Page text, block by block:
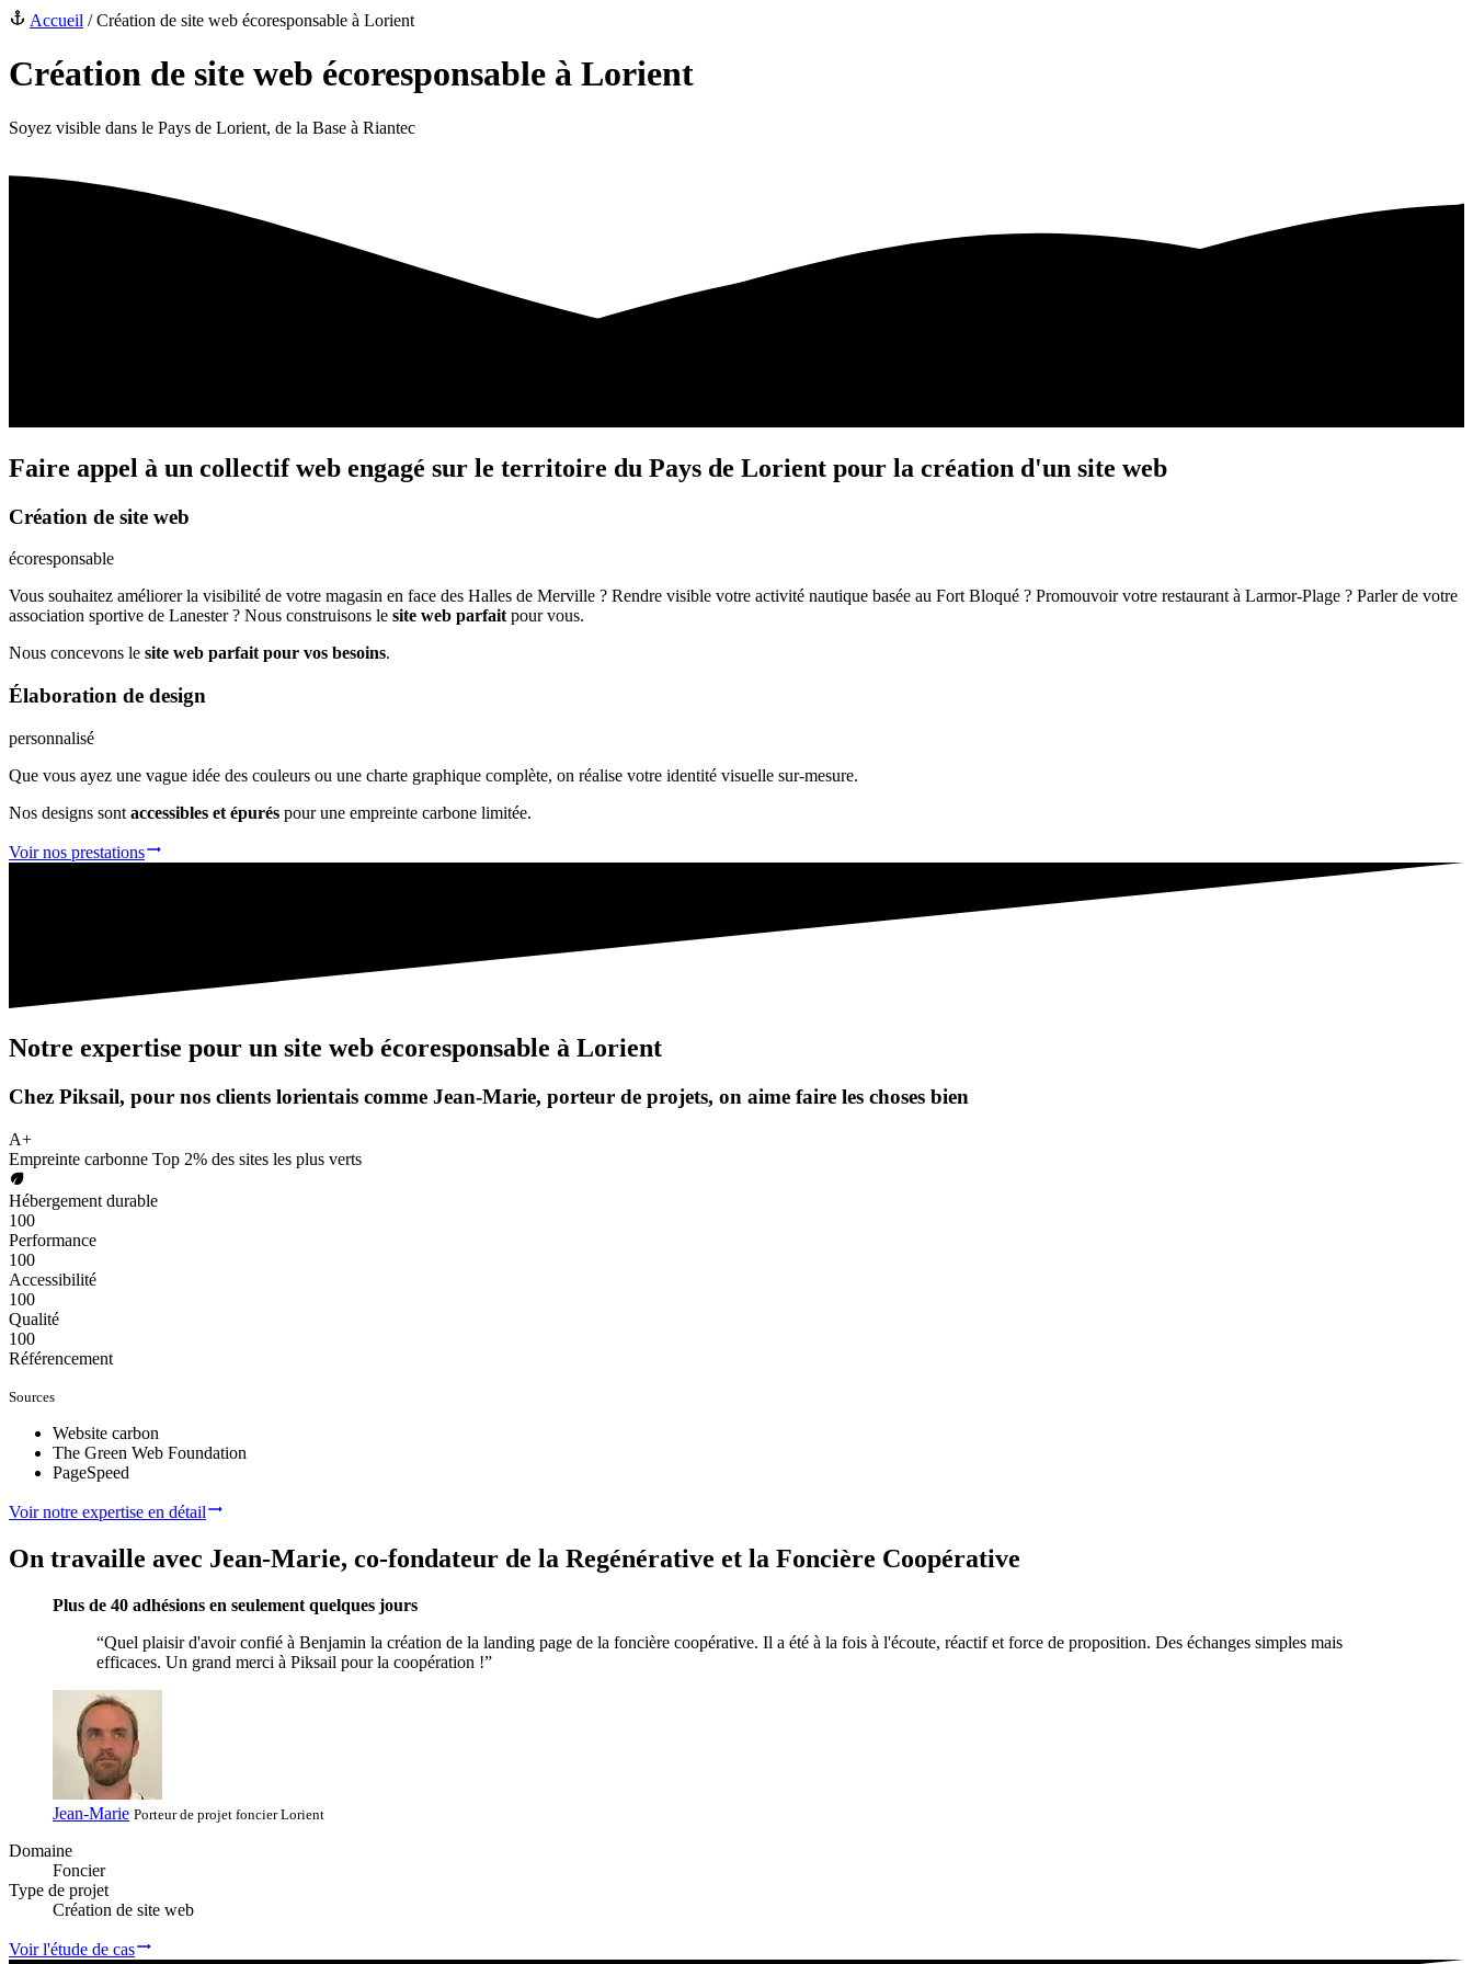
Accueil /Création de site web écoresponsable à Lorient
Création de site web écoresponsable à Lorient
Soyez visible dans le Pays de Lorient, de la Base à Riantec
Faire appel à un collectif web engagé sur le territoire du Pays de Lorient pour la création d'un site web
Création de site web
écoresponsable
Vous souhaitez améliorer la visibilité de votre magasin en face des Halles de Merville ? Rendre visible votre activité nautique basée au Fort Bloqué ? Promouvoir votre restaurant à Larmor-Plage ? Parler de votre
association sportive de Lanester ? Nous construisons le site web parfait pour vous.
Nous concevons le site web parfait pour vos besoins.
Élaboration de design
personnalisé
Que vous ayez une vague idée des couleurs ou une charte graphique complète, on réalise votre identité visuelle sur-mesure.
Nos designs sont accessibles et épurés pour une empreinte carbone limitée.
Voir nos prestations
Notre expertise pour un site web écoresponsable à Lorient
Chez Piksail, pour nos clients lorientais comme Jean-Marie, porteur de projets, on aime faire les choses bien
A+
Empreinte carbonne Top 2% des sites les plus verts
Hébergement durable
100
Performance
100
Accessibilité
100
Qualité
100
Référencement
Sources
Website carbon
The Green Web Foundation
PageSpeed
Voir notre expertise en détail
On travaille avec Jean-Marie, co-fondateur de la Regénérative et la Foncière Coopérative
Plus de 40 adhésions en seulement quelques jours
“Quel plaisir d'avoir confié à Benjamin la création de la landing page de la foncière coopérative. Il a été à la fois à l'écoute, réactif et force de proposition. Des échanges simples mais
efficaces. Un grand merci à Piksail pour la coopération !”
Jean-Marie Porteur de projet foncierLorient
Domaine
Foncier
Type de projet
Création de site web
Voir l'étude de cas